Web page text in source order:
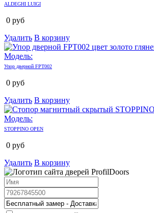
ALDEGHI LUIGI
0 руб
Удалить В корзину
Модель:
Упор дверной FPT002
0 руб
Удалить В корзину
Модель:
STOPPINO OPEN
0 руб
Удалить В корзину